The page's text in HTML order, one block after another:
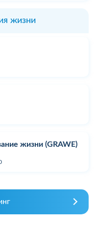
жизни
жизни (GRAWE)